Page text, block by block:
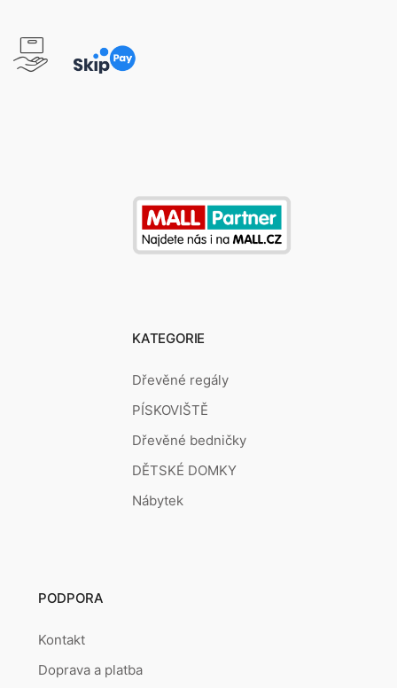
KATEGORIE
Dřevěné regály
PÍSKOVIŠTĚ
Dřevěné bedničky
DĚTSKÉ DOMKY
Nábytek
PODPORA
Kontakt
Doprava a platba